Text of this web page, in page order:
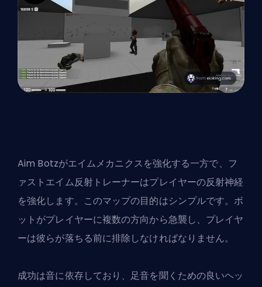
Aim Botzがエイムメカニクスを強化する一方で、フ
ァストエイム反射トレーナーはプレイヤーの反射神経
を強化します。このマップの目的はシンプルです。ボ
ットがプレイヤーに複数の方向から急襲し、プレイヤ
ーは彼らが落ちる前に排除しなければなりません。
成功は音に依存しており、足音を聞くための良いヘッ